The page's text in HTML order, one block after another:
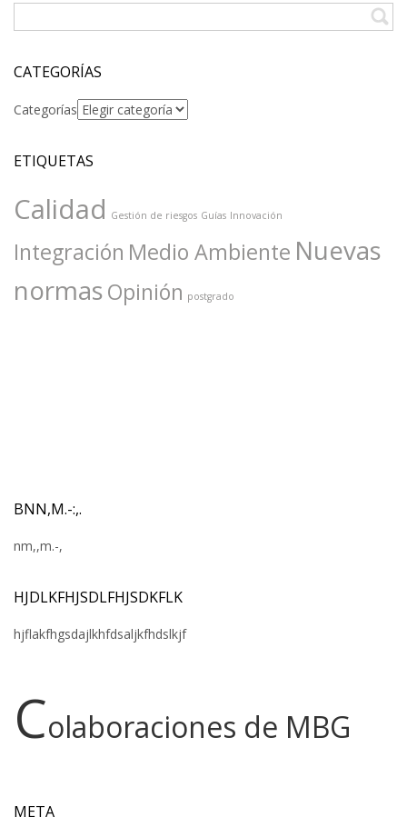
CATEGORÍAS
Categorías
ETIQUETAS
Calidad Gestión de riesgos Guías Innovación
Integración Medio Ambiente Nuevas
normasOpinión postgrado
BNN,M.-:,.
nm,,m.-,
HJDLKFHJSDLFHJSDKFLK
hjflakfhgsdajlkhfdsaljkfhdslkjf
Colaboraciones de MBG
META